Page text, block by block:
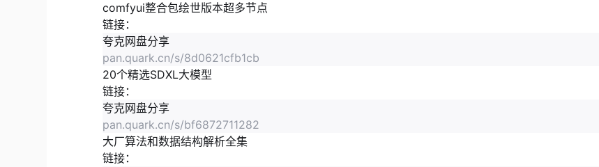
comfyui整合包绘世版本超多节点
链接：
夸克网盘分享
pan.quark.cn/s/8d0621cfb1cb
20个精选SDXL大模型
链接：
夸克网盘分享
pan.quark.cn/s/bf6872711282
大厂算法和数据结构解析全集
链接：